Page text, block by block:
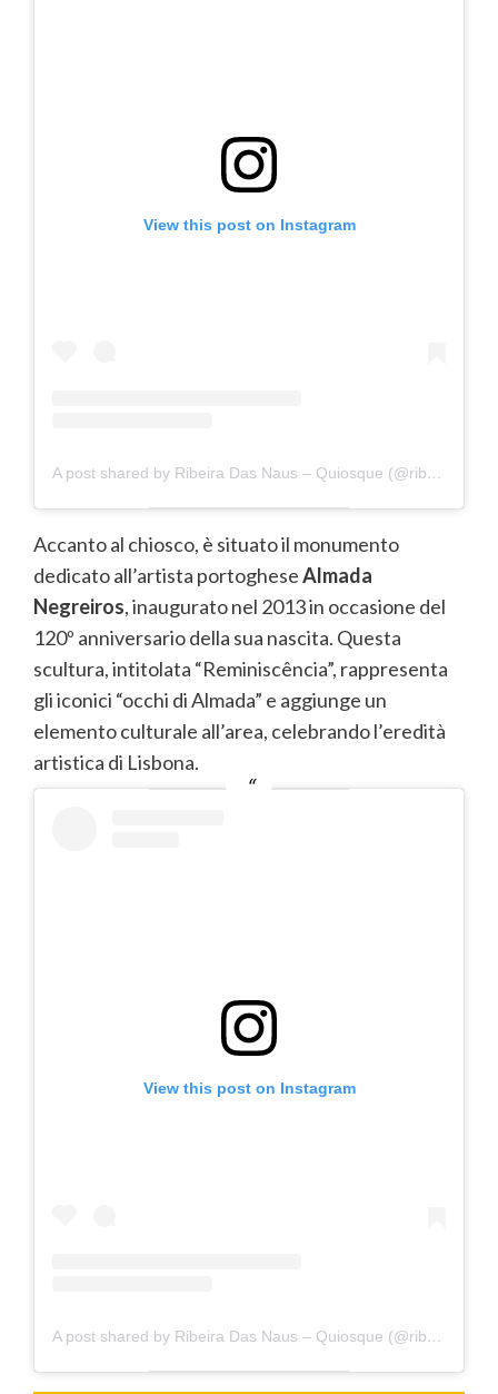
View this post on Instagram
A post shared by Ribeira Das Naus – Quiosque (@ribeiradasnausquiosque)
Accanto al chiosco, è situato il monumento
dedicato all’artista portogheseAlmada
Negreiros, inaugurato nel 2013 in occasione del
120º anniversario della sua nascita. Questa
scultura, intitolata “Reminiscência”, rappresenta
gli iconici “occhi di Almada” e aggiunge un
elemento culturale all’area, celebrando l’eredità
artistica di Lisbona.
View this post on Instagram
A post shared by Ribeira Das Naus – Quiosque (@ribeiradasnausquiosque)